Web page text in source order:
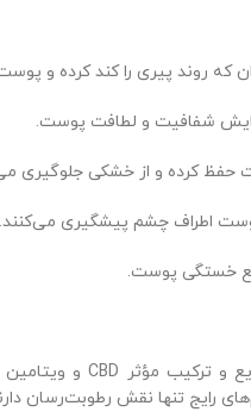
روند پیری را کند کرده و
شفافیت و لطافت پوست.
حفظ کرده و از خشکی جلوگیری
پوست اطراف چشم پیشگیری می‌کنند.
خستگی پوست.
رایج تنها نقش رطوبت‌رسان